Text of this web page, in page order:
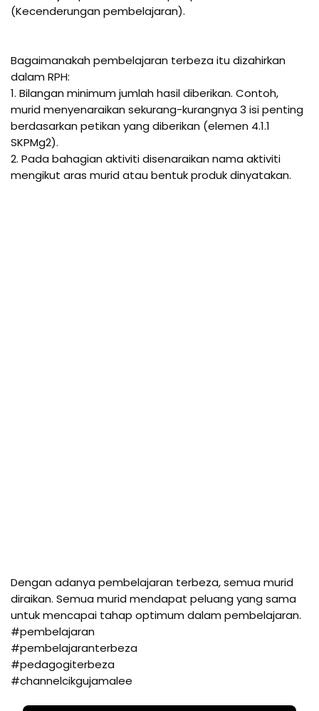
(Kecenderungan pembelajaran).
Bagaimanakah pembelajaran terbeza itu dizahirkan
dalam RPH:
1. Bilangan minimum jumlah hasil diberikan. Contoh,
murid menyenaraikan sekurang-kurangnya 3 isi penting
berdasarkan petikan yang diberikan (elemen 4.1.1
SKPMg2).
2. Pada bahagian aktiviti disenaraikan nama aktiviti
Dengan adanya pembelajaran terbeza, semua murid
diraikan. Semua murid mendapat peluang yang sama
#pembelajaran
#pembelajaranterbeza
#pedagogiterbeza
#channelcikgujamalee